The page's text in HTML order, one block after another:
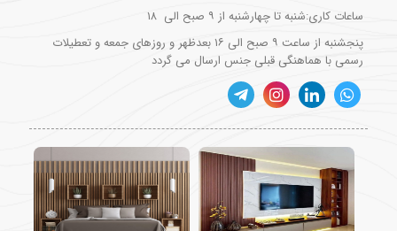
ساعات کاری:شنبه تا چهارشنبه از ۹ صبح الی ۱۸
پنجشنبه از ساعت ۹ صبح الی ۱۶ بعدظهر و روزهای جمعه و تعطیلات
رسمی با هماهنگی قبلی جنس ارسال می گردد